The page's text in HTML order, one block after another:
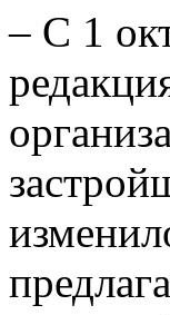
– С 1